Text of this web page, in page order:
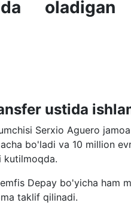
ustida
Serxio Aguero
bo'ladi va 10 million
kutilmoqda.
Depay bo'yicha ham
taklif qilinadi.